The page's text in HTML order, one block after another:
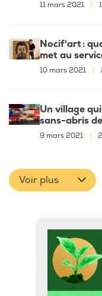
11 mars 2021
Nocif'art :
met au
10 mars 2021
Un village
sans-abris
9 mars 2021
Voir plus